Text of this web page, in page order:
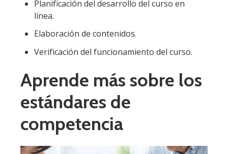
Planificación del desarrollo del curso en
línea.
Elaboración de contenidos.
Verificación del funcionamiento del curso.
Aprende más sobre los
estándares de
competencia